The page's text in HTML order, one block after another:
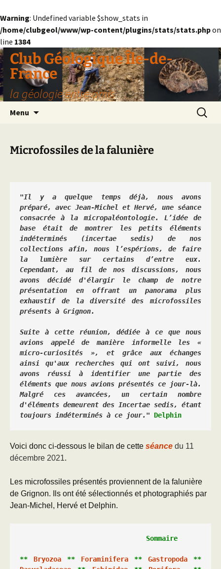
Warning: Undefined variable $show_stats in
/home/clubgeol/www/wp-content/plugins/stats/stats.phpon
line 1384
Aller
au
contenu
Club Géologique Île-de-
France
la géologie entre amis
Menu
Microfossiles de la falunière
"Il y a quelque temps déjà, nous avons
préparé, avec Jean-Michel et Hervé, une séance
consacrée à la micropaléontologie. L’idée de
base était de montrer les petits éléments
indéterminés (incertae sedis) de nos
collections afin, nous l’espérions, de faire
la lumière sur certains d’entre eux.
Cependant, au fil de nos discussions, nous
avons décidé d'élargir le champ de notre
présentation en offrant un panorama plus
exhaustif de la diversité des microfossiles
présents à Grignon.
Suite à cette réunion, dédiée à ce que nous
avions appelé de manière informelle les «
micro-curiosités », et grâce aux échanges
ainsi qu'aux recherches qui ont suivi, nous
avons réussi à identifier une partie des
éléments que nous avions présentés ce jour-là.
Malgré ces avancées, un certain nombre
d'éléments demeurent des Incertae sedis, étant
toujours indéterminés à ce jour." Delphin
Voici donc ci-dessous le bilan de cette séance du 11
décembre 2021.
Les microfossiles présentés proviennent de la falunière
de Grignon. Ils ont été sélectionnés et photographiés par
Jean-Michel, Hervé et Delphin.
** Bryozoa ** Foraminifera ** Gastropoda